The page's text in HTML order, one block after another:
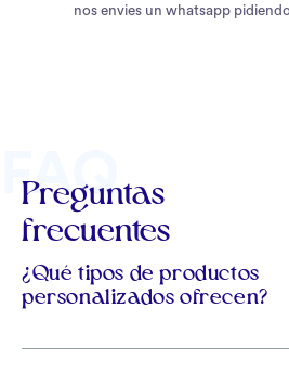
nos envies un whatsapp
FAQ
Preguntas
frecuentes
¿Qué tipos de productos
personalizados ofrecen?